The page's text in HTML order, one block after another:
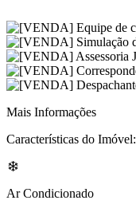
Mais Informações
Características do Imóvel:
Ar Condicionado